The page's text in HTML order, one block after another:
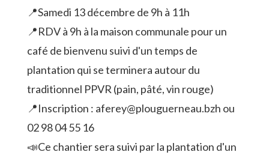
📍Samedi 13 décembre de 9h à 11h
📍RDV à 9h à la maison communale pour un
café de bienvenu suivi d'un temps de
plantation qui se terminera autour du
traditionnel PPVR (pain, pâté, vin rouge)
📍Inscription : aferey@plouguerneau.bzh ou
02 98 04 55 16
📣Ce chantier sera suivi par la plantation d'un